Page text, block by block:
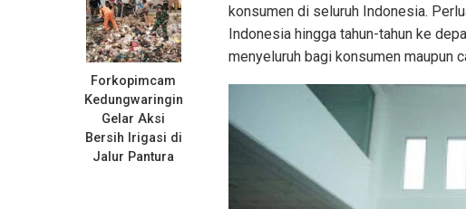
Forkopimcam
Kedungwaringin
Gelar Aksi
Bersih Irigasi di
Jalur Pantura
konsumen di seluruh Indonesia.
Indonesia hingga tahun-tahun ke
menyeluruh bagi konsumen maupun